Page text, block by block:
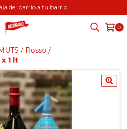
del barrio a tu barrio
0
/ Rosso /
1 lt